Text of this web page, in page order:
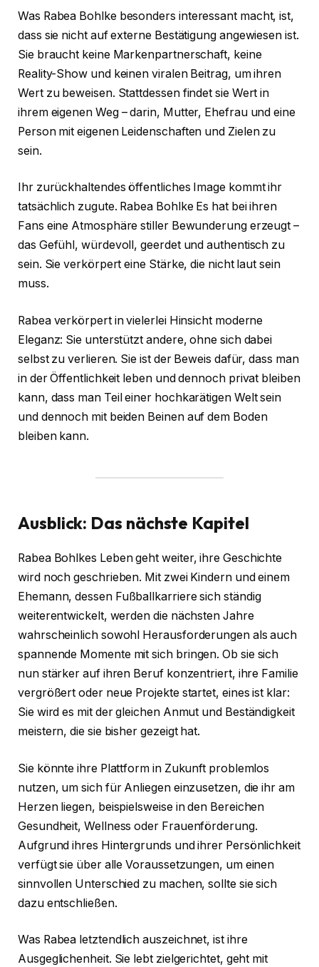
Was Rabea Bohlke besonders interessant macht, ist,
dass sie nicht auf externe Bestätigung angewiesen ist.
Sie braucht keine Markenpartnerschaft, keine
Reality-Show und keinen viralen Beitrag, um ihren
Wert zu beweisen. Stattdessen findet sie Wert in
ihrem eigenen Weg – darin, Mutter, Ehefrau und eine
Person mit eigenen Leidenschaften und Zielen zu
sein.
Ihr zurückhaltendes öffentliches Image kommt ihr
tatsächlich zugute. Rabea Bohlke Es hat bei ihren
Fans eine Atmosphäre stiller Bewunderung erzeugt –
das Gefühl, würdevoll, geerdet und authentisch zu
sein. Sie verkörpert eine Stärke, die nicht laut sein
muss.
Rabea verkörpert in vielerlei Hinsicht moderne
Eleganz: Sie unterstützt andere, ohne sich dabei
selbst zu verlieren. Sie ist der Beweis dafür, dass man
in der Öffentlichkeit leben und dennoch privat bleiben
kann, dass man Teil einer hochkarätigen Welt sein
und dennoch mit beiden Beinen auf dem Boden
bleiben kann.
Ausblick: Das nächste Kapitel
Rabea Bohlkes Leben geht weiter, ihre Geschichte
wird noch geschrieben. Mit zwei Kindern und einem
Ehemann, dessen Fußballkarriere sich ständig
weiterentwickelt, werden die nächsten Jahre
wahrscheinlich sowohl Herausforderungen als auch
spannende Momente mit sich bringen. Ob sie sich
nun stärker auf ihren Beruf konzentriert, ihre Familie
vergrößert oder neue Projekte startet, eines ist klar:
Sie wird es mit der gleichen Anmut und Beständigkeit
meistern, die sie bisher gezeigt hat.
Sie könnte ihre Plattform in Zukunft problemlos
nutzen, um sich für Anliegen einzusetzen, die ihr am
Herzen liegen, beispielsweise in den Bereichen
Gesundheit, Wellness oder Frauenförderung.
Aufgrund ihres Hintergrunds und ihrer Persönlichkeit
verfügt sie über alle Voraussetzungen, um einen
sinnvollen Unterschied zu machen, sollte sie sich
dazu entschließen.
Was Rabea letztendlich auszeichnet, ist ihre
Ausgeglichenheit. Sie lebt zielgerichtet, geht mit